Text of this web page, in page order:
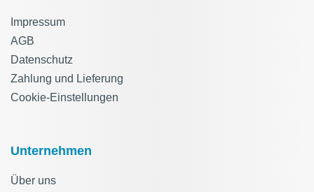
Impressum
AGB
Datenschutz
Zahlung und Lieferung
Cookie-Einstellungen
Unternehmen
Über uns